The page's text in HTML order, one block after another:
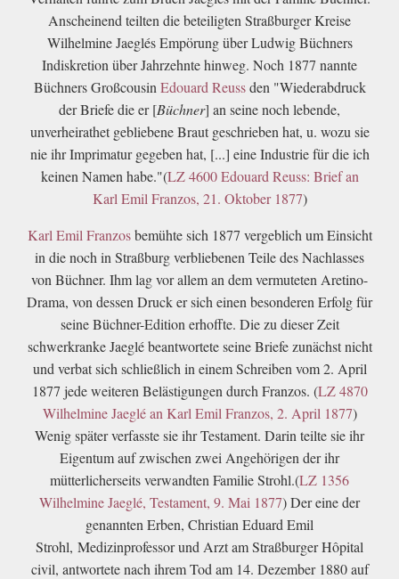
Anscheinend teilten die beteiligten Straßburger Kreise
Wilhelmine Jaeglés Empörung über Ludwig Büchners
Indiskretion über Jahrzehnte hinweg. Noch 1877 nannte
Büchners Großcousin Edouard Reussden "Wiederabdruck
der Briefe die er [Büchner] an seine noch lebende,
unverheirathet gebliebene Braut geschrieben hat, u. wozu sie
nie ihr Imprimatur gegeben hat, [...] eine Industrie für die ich
keinen Namen habe."(LZ 4600 Edouard Reuss: Brief an
Karl Emil Franzos, 21. Oktober 1877)
Karl Emil Franzosbemühte sich 1877 vergeblich um Einsicht
in die noch in Straßburg verbliebenen Teile des Nachlasses
von Büchner. Ihm lag vor allem an dem vermuteten Aretino-
Drama, von dessen Druck er sich einen besonderen Erfolg für
seine Büchner-Edition erhoffte. Die zu dieser Zeit
schwerkranke Jaeglé beantwortete seine Briefe zunächst nicht
und verbat sich schließlich in einem Schreiben vom 2. April
1877 jede weiteren Belästigungen durch Franzos. (LZ 4870
Wilhelmine Jaeglé an Karl Emil Franzos, 2. April 1877)
Wenig später verfasste sie ihr Testament. Darin teilte sie ihr
Eigentum auf zwischen zwei Angehörigen der ihr
mütterlicherseits verwandten Familie Strohl.(LZ 1356
Wilhelmine Jaeglé, Testament, 9. Mai 1877) Der eine der
genannten Erben, Christian Eduard Emil
Strohl, Medizinprofessor und Arzt am Straßburger Hôpital
civil, antwortete nach ihrem Tod am 14. Dezember 1880 auf